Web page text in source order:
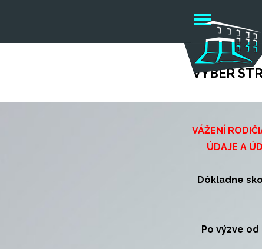
Preskočiť
VÝBER
VÁŽENÍ
ÚDAJE A
Dôkladne
Po výzve